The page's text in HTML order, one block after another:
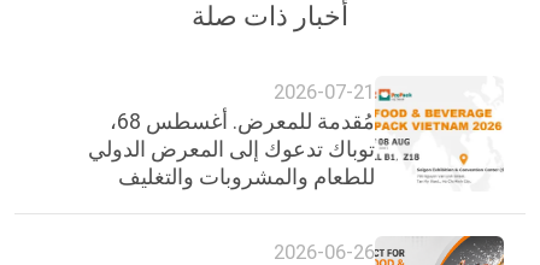
أخبار ذات صلة
2026-07-21
مُقدمة للمعرض. أغسطس 68،
توباك تدعوك إلى المعرض الدولي
للطعام والمشروبات والتغليف
2026-06-26